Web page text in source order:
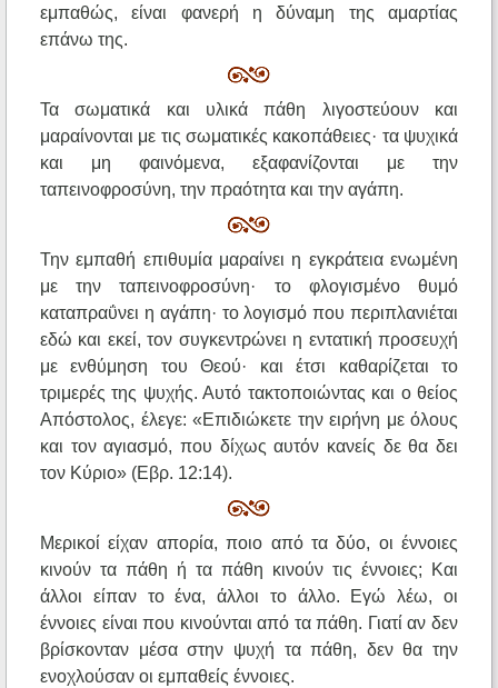
εμπαθώς, είναι φανερή η δύναμη της αμαρτίας
επάνω της.
Τα σωματικά και υλικά πάθη λιγοστεύουν και
μαραίνονται με τις σωματικές κακοπάθειες· τα ψυχικά
και μη φαινόμενα, εξαφανίζονται με την
ταπεινοφροσύνη, την πραότητα και την αγάπη.
Την εμπαθή επιθυμία μαραίνει η εγκράτεια ενωμένη
με την ταπεινοφροσύνη· το φλογισμένο θυμό
καταπραΰνει η αγάπη· το λογισμό που περιπλανιέται
εδώ και εκεί, τον συγκεντρώνει η εντατική προσευχή
με ενθύμηση του Θεού· και έτσι καθαρίζεται το
τριμερές της ψυχής. Αυτό τακτοποιώντας και ο θείος
Απόστολος, έλεγε: «Επιδιώκετε την ειρήνη με όλους
και τον αγιασμό, που δίχως αυτόν κανείς δε θα δει
τον Κύριο» (Εβρ. 12:14).
Μερικοί είχαν απορία, ποιο από τα δύο, οι έννοιες
κινούν τα πάθη ή τα πάθη κινούν τις έννοιες; Και
άλλοι είπαν το ένα, άλλοι το άλλο. Εγώ λέω, οι
έννοιες είναι που κινούνται από τα πάθη. Γιατί αν δεν
βρίσκονταν μέσα στην ψυχή τα πάθη, δεν θα την
ενοχλούσαν οι εμπαθείς έννοιες.